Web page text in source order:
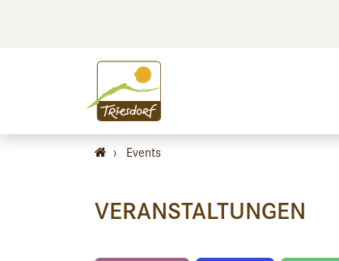
› Events
VERANSTALTUNGEN